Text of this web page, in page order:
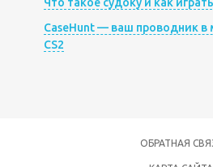
CaseHunt — ваш проводник в
CS2
ОБРАТНАЯ